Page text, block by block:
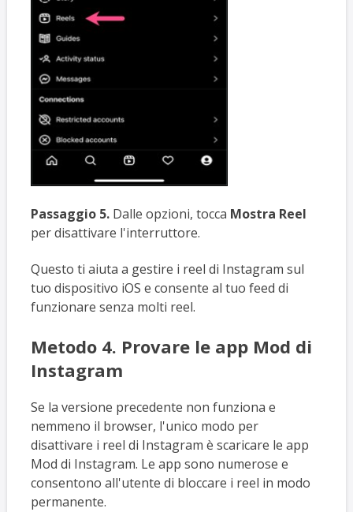
Passaggio 5.Dalle opzioni, tocca Mostra Reel
per disattivare l'interruttore.
Questo ti aiuta a gestire i reel di Instagram sul
tuo dispositivo iOS e consente al tuo feed di
funzionare senza molti reel.
Metodo 4. Provare le app Mod di
Instagram
Se la versione precedente non funziona e
nemmeno il browser, l'unico modo per
disattivare i reel di Instagram è scaricare le app
Mod di Instagram. Le app sono numerose e
consentono all'utente di bloccare i reel in modo
permanente.